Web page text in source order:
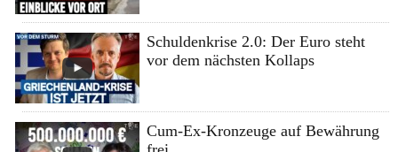
Schuldenkrise 2.0: Der Euro steht
vor dem nächsten Kollaps
Cum-Ex-Kronzeuge auf Bewährung